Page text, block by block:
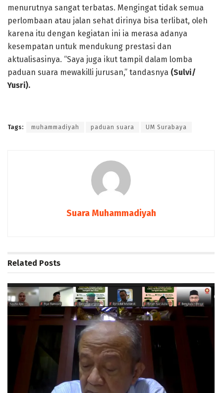
menurutnya sangat terbatas. Mengingat tidak semua
perlombaan atau jalan sehat dirinya bisa terlibat, oleh
karena itu dengan kegiatan ini ia merasa adanya
kesempatan untuk mendukung prestasi dan
aktualisasinya. “Saya juga ikut tampil dalam lomba
paduan suara mewakilli jurusan,” tandasnya (Sulvi/
Yusri).
Tags: muhammadiyah paduan suara UM Surabaya
Suara Muhammadiyah
Related Posts